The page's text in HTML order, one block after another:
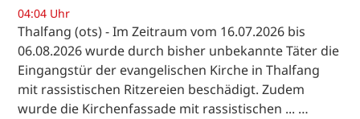
04:04 Uhr
Thalfang (ots) - Im Zeitraum vom 16.07.2026 bis
06.08.2026 wurde durch bisher unbekannte Täter die
Eingangstür der evangelischen Kirche in Thalfang
mit rassistischen Ritzereien beschädigt. Zudem
wurde die Kirchenfassade mit rassistischen ... …